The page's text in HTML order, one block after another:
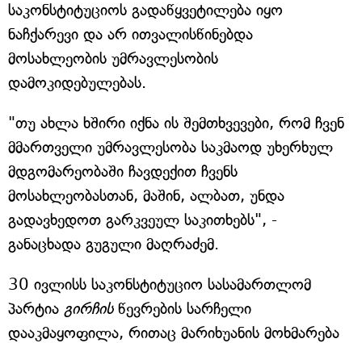
საკონსტიტუციოს გადაწყვეტილება იყო
ნაჩქარევი და არ ითვალისწინებდა
მოსახლეობის უმრავლესობის
დამოკიდებულებას.
"თუ ახლა ხშირი იქნა ის შემთხვევები, რომ ჩვენ
მმართველი უმრავლესობა საკმაოდ უხერხულ
მდგომარეობაში ჩავდექით ჩვენს
მოსახლეობასთან, მაშინ, ალბათ, უნდა
გადავხედოთ გარკვეულ საკითხებს", -
განაცხადა გუგული მაღრაძემ.
30 ივლისს საკონსტიტუციო სასამართლომ
პარტია გირჩისწევრების სარჩელი
დააკმაყოფილა, რითაც მარიხუანის მოხმარება